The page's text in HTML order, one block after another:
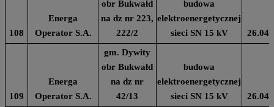
108
Energa
Operator S.A.
obr Bukwałd
na dz nr 223,
222/2
budowa
elektroenergetycznej
sieci SN 15 kV
109
Energa
Operator S.A.
gm. Dywity
obr Bukwałd
na dz nr
42/13
budowa
elektroenergetycznej
sieci SN 15 kV